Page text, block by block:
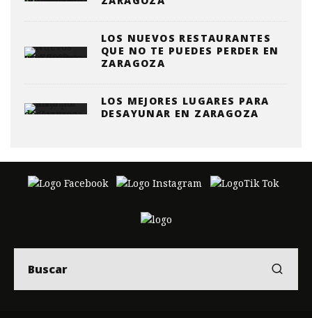
LOS NUEVOS RESTAURANTES
QUE NO TE PUEDES PERDER EN
ZARAGOZA
LOS MEJORES LUGARES PARA
DESAYUNAR EN ZARAGOZA